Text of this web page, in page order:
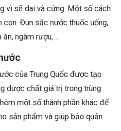
vì sẽ dai và cứng. Một số cách
con: Đun sắc nước thuốc uống,
ăn, ngâm rượu,…
của Trung Quốc được tạo
dược chất giá trị trong trùng
một số thành phần khác để
sản phẩm và giúp bảo quản